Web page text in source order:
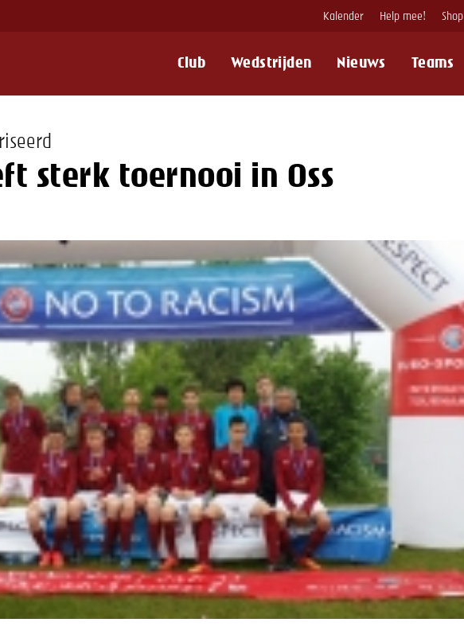
Kalender Help mee! Shop
Club Wedstrijden Nieuws Teams
sterk toernooi in Oss